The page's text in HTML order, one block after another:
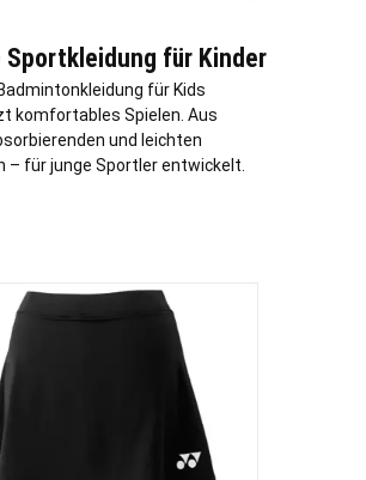
Sportkleidung für Kinder
für Kids
komfortables Spielen. Aus
und leichten
– für junge Sportler entwickelt.